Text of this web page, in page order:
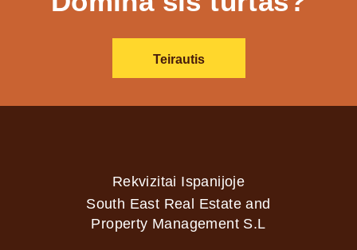
Teirautis
Rekvizitai Ispanijoje
South East Real Estate and
Property Management S.L